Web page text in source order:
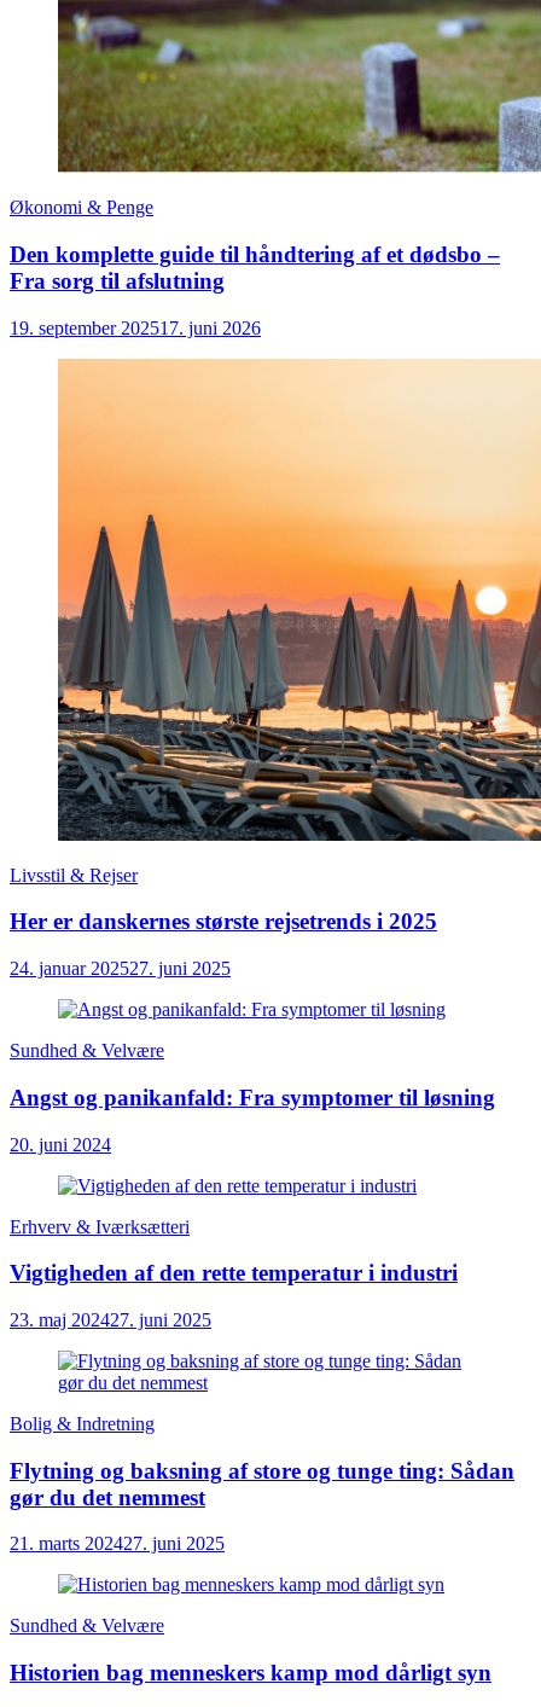
Økonomi & Penge
Den komplette guide til håndtering af et dødsbo –
Fra sorg til afslutning
19. september 202517. juni 2026
Livsstil & Rejser
Her er danskernes største rejsetrends i 2025
24. januar 202527. juni 2025
Sundhed & Velvære
Angst og panikanfald: Fra symptomer til løsning
20. juni 2024
Erhverv & Iværksætteri
Vigtigheden af den rette temperatur i industri
23. maj 202427. juni 2025
Bolig & Indretning
Flytning og baksning af store og tunge ting: Sådan
gør du det nemmest
21. marts 202427. juni 2025
Sundhed & Velvære
Historien bag menneskers kamp mod dårligt syn